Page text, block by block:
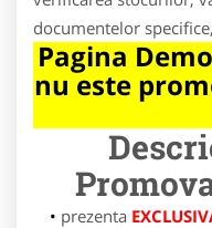
documentelor
Pagina
nu este
prezenta